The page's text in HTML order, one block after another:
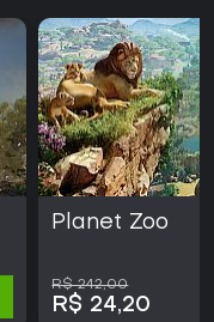
Planet Zoo
R$ 242,00
R$ 24,20